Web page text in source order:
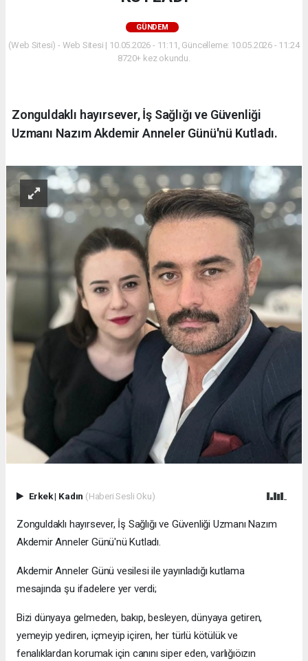
GÜNDEM
(Web Sitesi) - Web Sitesi | 10.05.2026 - 11:11, Güncelleme: 10.05.2026 - 11:24
8720+ kez okundu.
Zonguldaklı hayırsever, İş Sağlığı ve Güvenliği
Uzmanı Nazım Akdemir Anneler Günü'nü Kutladı.
Erkek| Kadın (Haberi Sesli Oku)
Zonguldaklı hayırsever, İş Sağlığı ve Güvenliği Uzmanı Nazım
Akdemir Anneler Günü'nü Kutladı.
Akdemir Anneler Günü vesilesi ile yayınladığı kutlama
mesajında şu ifadelere yer verdi;
Bizi dünyaya gelmeden, bakıp, besleyen, dünyaya getiren,
yemeyip yediren, içmeyip içiren, her türlü kötülük ve
fenalıklardan korumak için canını siper eden, varlığıöızın